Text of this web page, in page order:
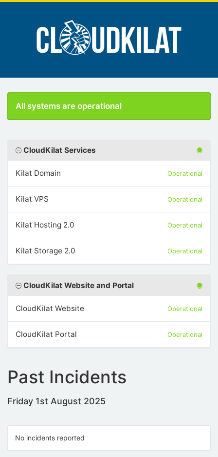
All systems are operational
CloudKilat Services
Kilat Domain Operational
Kilat VPS Operational
Kilat Hosting 2.0 Operational
Kilat Storage 2.0 Operational
CloudKilat Website and Portal
CloudKilat Website Operational
CloudKilat Portal Operational
Past Incidents
Friday 1st August 2025
No incidents reported